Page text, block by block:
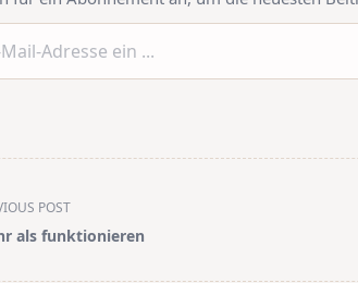
POST
als funktionieren